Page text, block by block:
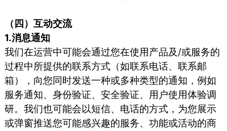
（四）互动交流
1.消息通知
我们在运营中可能会通过您在使用产品及/或服务的
过程中所提供的联系方式（如联系电话、联系邮
箱），向您同时发送一种或多种类型的通知，例如
服务通知、身份验证、安全验证、用户使用体验调
研。我们也可能会以短信、电话的方式，为您展示
或弹窗推送您可能感兴趣的服务、功能或活动的商